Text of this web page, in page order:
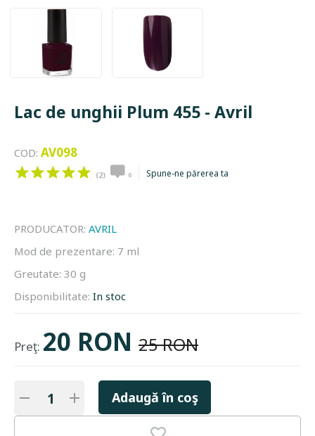
Lac de unghii Plum 455 - Avril
COD: AV098
(2) 0 Spune-ne părerea ta
PRODUCATOR: AVRIL
Mod de prezentare: 7 ml
Greutate: 30 g
Disponibilitate: In stoc
Preţ: 20 RON 25 RON
Adaugă în coş